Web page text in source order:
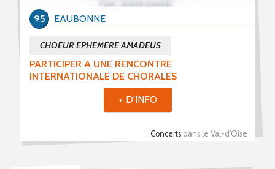
PARTICIPER A UNE RENCONTRE
INTERNATIONALE DE CHORALES
CHOEUR EPHEMERE AMADEUS
Concerts dans le Val-d'Oise
EAUBONNE
95
+ D'INFO